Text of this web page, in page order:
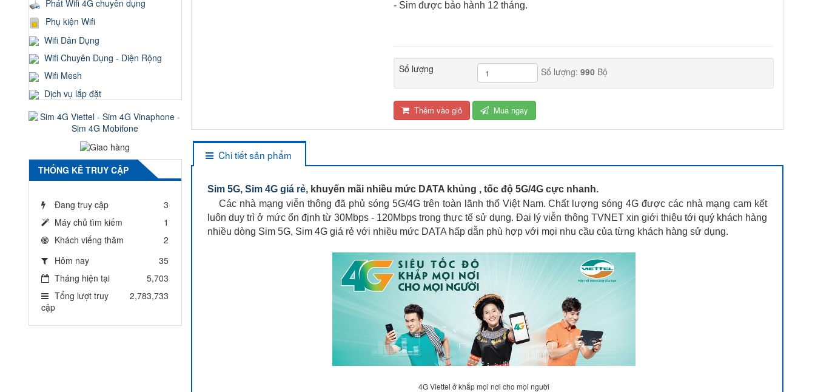
- Sim được bảo hành 12 tháng.
Số lượng Số lượng: 990Bộ
Thêm vào giỏ Mua ngay
Chi tiết sản phẩm
Sim 5G, Sim 4G giá rẻ, khuyến mãi nhiều mức DATA khủng , tốc độ 5G/4G cực nhanh.
Các nhà mạng viễn thông đã phủ sóng 5G/4G trên toàn lãnh thổ Việt Nam. Chất lượng sóng 4G được các nhà mạng cam kết
luôn duy trì ở mức ổn định từ 30Mbps - 120Mbps trong thực tế sử dụng. Đại lý viễn thông TVNET xin giới thiệu tới quý khách hàng
nhiều dòng Sim 5G, Sim 4G giá rẻ với nhiều mức DATA hấp dẫn phù hợp với mọi nhu cầu của từng khách hàng sử dụng.
4G Viettel ở khắp mọi nơi cho mọi người
Phát Wifi 4G chuyên dụng
Phụ kiện Wifi
Wifi Dân Dụng
Wifi Chuyên Dụng - Diện Rộng
Wifi Mesh
Dịch vụ lắp đặt
THỐNG KÊ TRUY CẬP
Đang truy cập
3
Máy chủ tìm kiếm
1
Khách viếng thăm
2
Hôm nay
35
Tháng hiện tại
5,703
Tổng lượt truy
cập
2,783,733